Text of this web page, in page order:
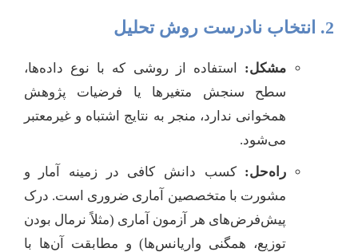
2. انتخاب نادرست روش تحلیل
مشکل: استفاده از روشی که با نوع داده‌ها،
سطح سنجش متغیرها یا فرضیات پژوهش
همخوانی ندارد، منجر به نتایج اشتباه و غیرمعتبر
می‌شود.
راه‌حل: کسب دانش کافی در زمینه آمار و
مشورت با متخصصین آماری ضروری است. درک
پیش‌فرض‌های هر آزمون آماری (مثلاً نرمال بودن
توزیع، همگنی واریانس‌ها) و مطابقت آن‌ها با